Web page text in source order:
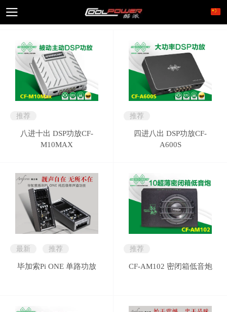
推荐
八进十出 DSP功放CF-
M10MAX
推荐
四进八出 DSP功放CF-
A600S
最新 推荐
毕加索Pi ONE 单路功放
推荐
CF-AM102 密闭箱低音炮